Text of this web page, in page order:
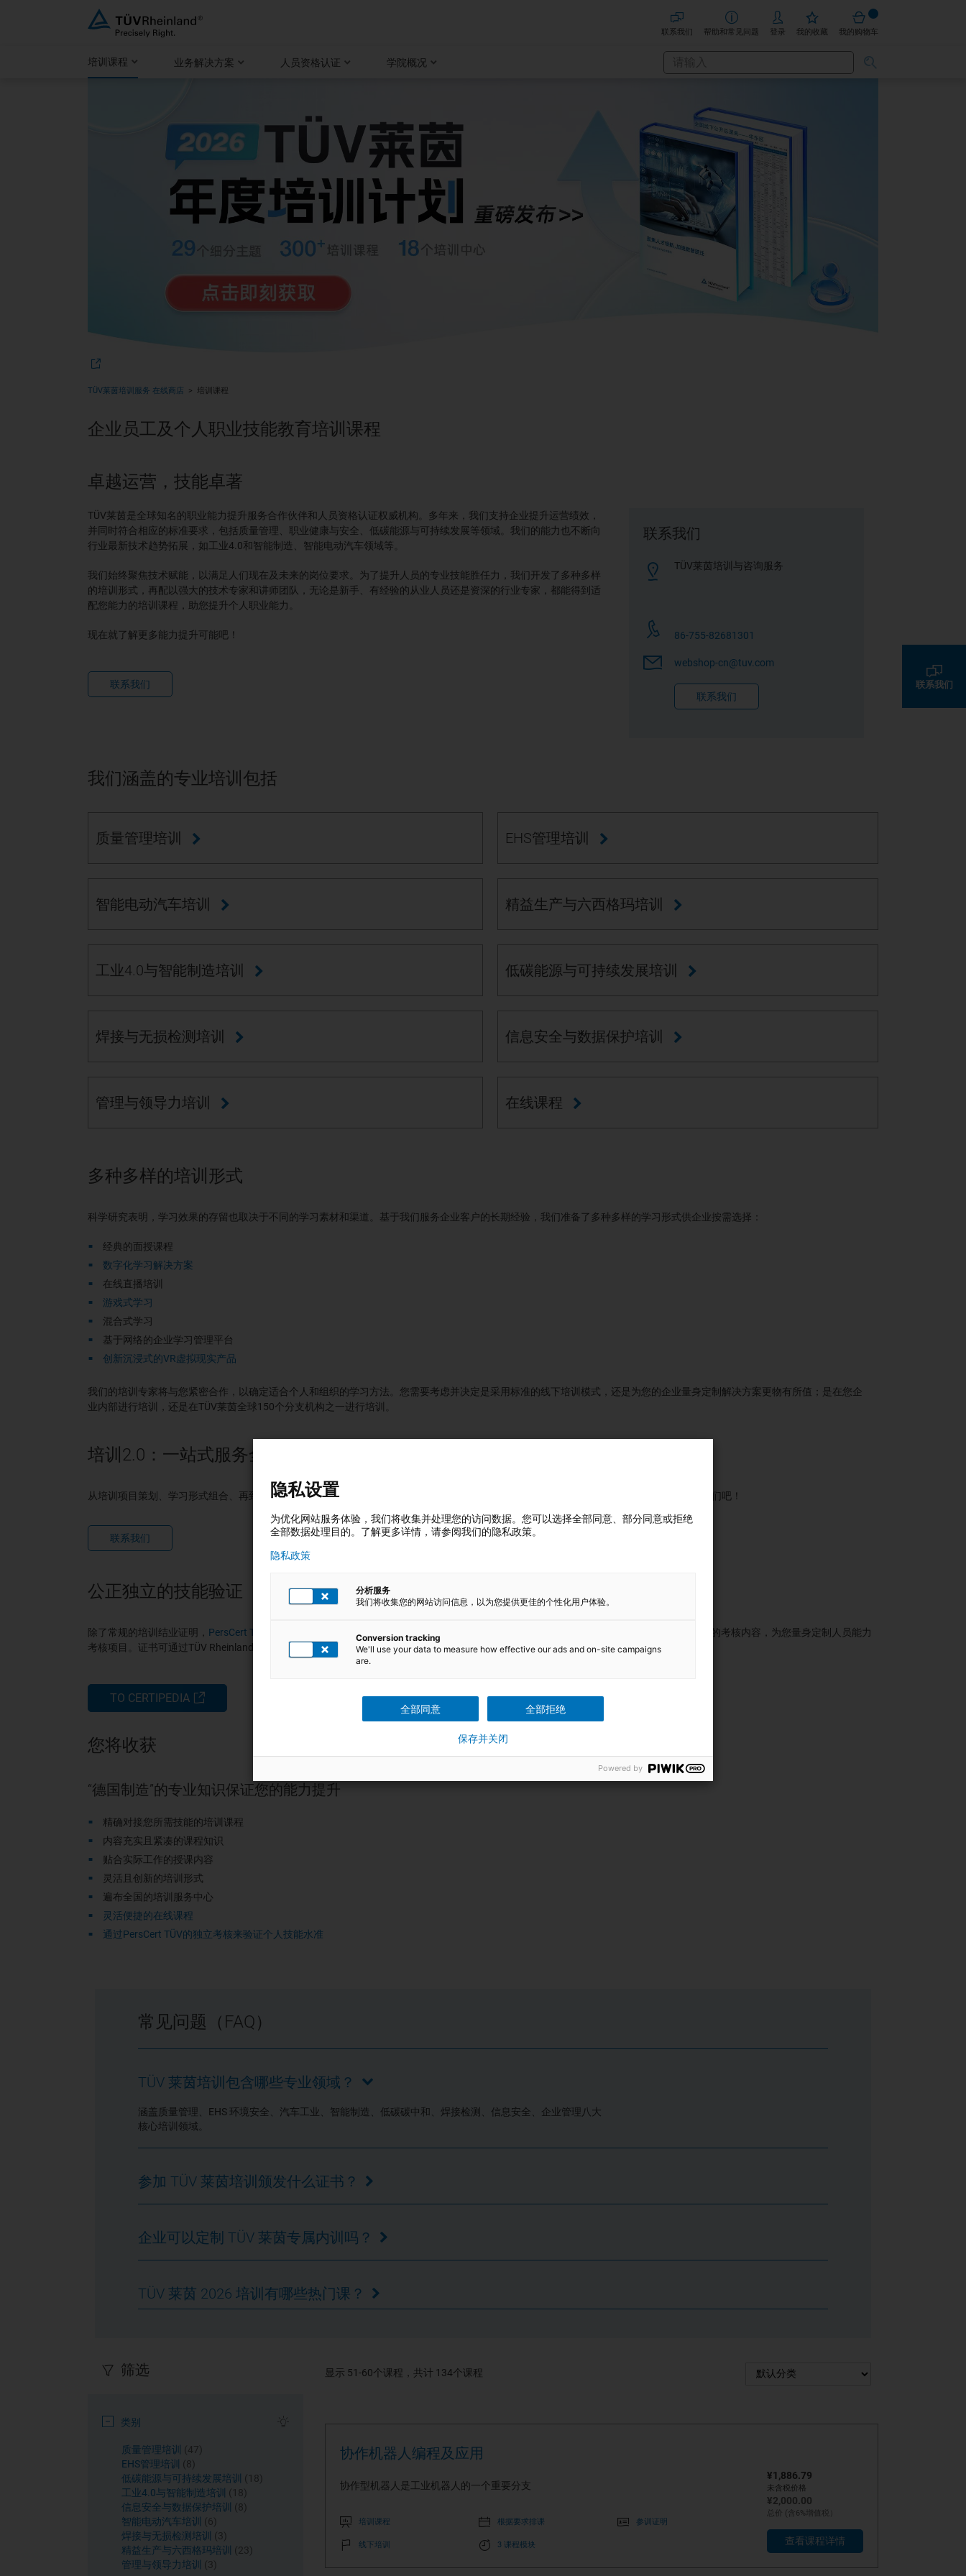
登录 我的收藏 我的购物车
帮助和常见问题
联系我们
跳
内
培训课程 业务解决方案 人员资格认证
学院概况
搜
TÜV莱茵培训服务 在线商店 培训课程
企业员工及个人职业技能教育培训课程
卓越运营，技能卓著
TÜV莱茵是全球知名的职业能力提升服务合作伙伴和人员资格认证权威机构。多年来，我们支持企业提升运营绩效，
并同时符合相应的标准要求，包括质量管理、职业健康与安全、低碳能源与可持续发展等领域。我们的能力也不断向
行业最新技术趋势拓展，如工业4.0和智能制造、智能电动汽车领域等。
我们始终聚焦技术赋能，以满足人们现在及未来的岗位要求。为了提升人员的专业技能胜任力，我们开发了多种多样
的培训形式，再配以强大的技术专家和讲师团队，无论是新手、有经验的从业人员还是资深的行业专家，都能得到适
配您能力的培训课程，助您提升个人职业能力。
现在就了解更多能力提升可能吧！
联系我们
联系我们
TÜV莱茵培训与咨询服务
86-755-82681301
webshop-cn@tuv.com
联系我们
我们涵盖的专业培训包括
质量管理培训 EHS管理培训
智能电动汽车培训 精益生产与六西格玛培训
工业4.0与智能制造培训 低碳能源与可持续发展培训
焊接与无损检测培训 信息安全与数据保护培训
管理与领导力培训 在线课程
多种多样的培训形式
科学研究表明，学习效果的存留也取决于不同的学习素材和渠道。基于我们服务企业客户的长期经验，我们准备了多种多样的学习形式供企业按需选择：
经典的面授课程
数字化学习解决方案
在线直播培训
游戏式学习
混合式学习
基于网络的企业学习管理平台
创新沉浸式的VR虚拟现实产品
我们的培训专家将与您紧密合作，以确定适合个人和组织的学习方法。您需要考虑并决定是采用标准的线下培训模式，还是为您的企业量身定制解决方案更物有所值；是在您企
业内部进行培训，还是在TÜV莱茵全球150个分支机构之一进行培训。
培训2.0：一站式服务全搞定
从培训项目策划、学习形式组合、再到培训实施、考试测评到最后的效果评估乃至知识更新学习计划，我们都能助您一站搞定，马上就联系我们吧！
联系我们
公正独立的技能验证
除了常规的培训结业证明， PersCert TÜV
可通过国际公认的资格认证考核来确认相关人员的技能水准。我们将按照国际认可的框架，加以合适的考核内容，为您量身定制人员能力
考核项目。证书可通过TÜV Rheinland全球证书查询平台
Certipedia公开展示，向全球证明企业专业水准及人员技能水平。
TO CERTIPEDIA
您将收获
“德国制造”的专业知识保证您的能力提升
精确对接您所需技能的培训课程
内容充实且紧凑的课程知识
贴合实际工作的授课内容
灵活且创新的培训形式
遍布全国的培训服务中心
灵活便捷的在线课程
通过PersCert TÜV的独立考核来验证个人技能水准
常见问题（FAQ）
TÜV 莱茵培训包含哪些专业领域？
涵盖质量管理、EHS 环境安全、汽车工业、智能制造、低碳碳中和、焊接检测、信息安全、企业管理八大
核心培训领域。
参加 TÜV 莱茵培训颁发什么证书？
企业可以定制 TÜV 莱茵专属内训吗？
TÜV 莱茵 2026 培训有哪些热门课？
显示 51-60个课程，共计 134个课程
协作机器人编程及应用
协作型机器人是工业机器人的一个重要分支
培训课程 根据要求排课 参训证明
线下培训 3 课程模块
¥1,886.79
未含税价格
¥2,000.00
总价 (含6%增值税）
查看课程详情
筛选
类别
质量管理培训 47课程
EHS管理培训
8课程
低碳能源与可持续发展培训
18课程
工业4.0与智能制造培训
18课程
信息安全与数据保护培训
8课程
智能电动汽车培训
6课程
焊接与无损检测培训
3课程
精益生产与六西格玛培训
23课程
管理与领导力培训
3课程
联系我们
隐私设置
为优化网站服务体验，我们将收集并处理您的访问数据。您可以选择全部同意、部分同意或拒绝
全部数据处理目的。了解更多详情，请参阅我们的隐私政策。
隐私政策
分析服务
我们将收集您的网站访问信息，以为您提供更佳的个性化用户体验。
Conversion tracking
We'll use your data to measure how effective our ads and on-site campaigns
are.
全部同意 全部拒绝
保存并关闭
Powered by